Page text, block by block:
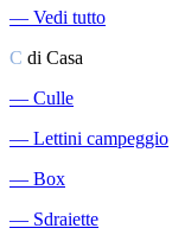
― Vedi tutto
C di Casa
― Culle
― Lettini campeggio
― Box
― Sdraiette